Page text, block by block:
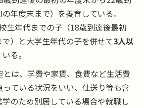
年度末まで）を養育している。
生年代までの子（18歳到達後最初
）と大学生年代の子を併せて3人以
る。
とは、学費や家賃、食費など生活費
ている状況をいい、仕送り等も含
のため別居している場合や就職し